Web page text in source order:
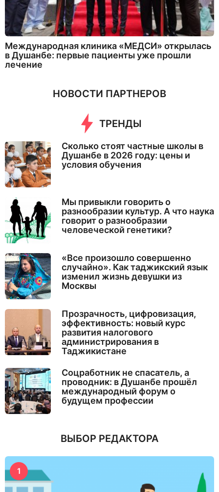
Международная клиника «МЕДСИ» открылась
в Душанбе: первые пациенты уже прошли
лечение
НОВОСТИ ПАРТНЕРОВ
ТРЕНДЫ
Сколько стоят частные школы в
Душанбе в 2026 году: цены и
условия обучения
Мы привыкли говорить о
разнообразии культур. А что наука
говорит о разнообразии
человеческой генетики?
«Все произошло совершенно
случайно». Как таджикский язык
изменил жизнь девушки из
Москвы
Прозрачность, цифровизация,
эффективность: новый курс
развития налогового
администрирования в
Таджикистане
Соцработник не спасатель, а
проводник: в Душанбе прошёл
международный форум о
будущем профессии
ВЫБОР РЕДАКТОРА
1